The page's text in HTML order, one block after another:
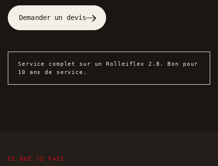
Demander un devis
Service complet sur un Rolleiflex 2.8. Bon pour
10 ans de service.
CE QUE JE FAIS